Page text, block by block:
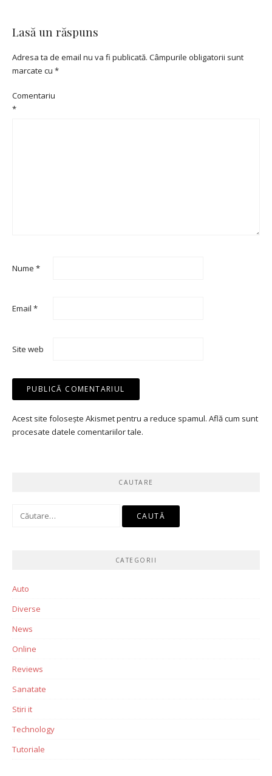
Lasă un răspuns
Adresa ta de email nu va fi publicată. Câmpurile obligatorii sunt
marcate cu *
Comentariu
*
Nume *
Email *
Site web
Acest site folosește Akismet pentru a reduce spamul. Află cum sunt
procesate datele comentariilor tale.
CAUTARE
Caută
CATEGORII
Auto
Diverse
News
Online
Reviews
Sanatate
Stiri it
Technology
Tutoriale